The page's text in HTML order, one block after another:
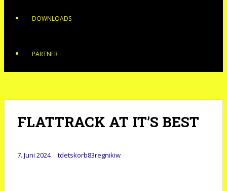
DOWNLOADS
PARTNER
FLATTRACK AT IT’S BEST
7. Juni 2024 tdetskorb83regnikiw